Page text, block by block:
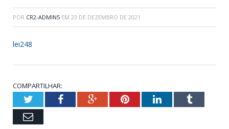
POR CR2-ADMIN5 EM 23 DE DEZEMBRO DE 2021
lei248
COMPARTILHAR:
TwitterFacebookGoogle+PinterestLinkedInTumblr
Email